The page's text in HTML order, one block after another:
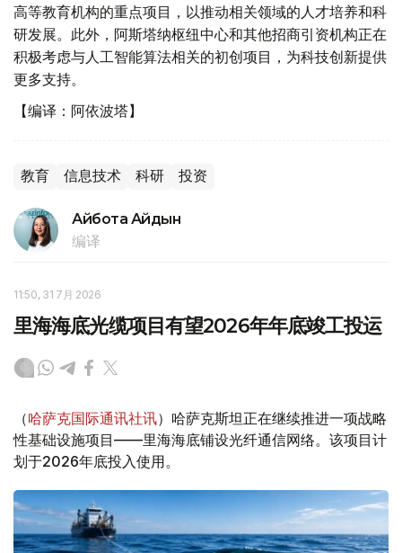
高等教育机构的重点项目，以推动相关领域的人才培养和科
研发展。此外，阿斯塔纳枢纽中心和其他招商引资机构正在
积极考虑与人工智能算法相关的初创项目，为科技创新提供
更多支持。
【编译：阿依波塔】
教育 信息技术 科研 投资
Айбота Айдын
编译
11:50, 31 7月 2026
里海海底光缆项目有望2026年年底竣工投运
（哈萨克国际通讯社讯）哈萨克斯坦正在继续推进一项战略
性基础设施项目——里海海底铺设光纤通信网络。该项目计
划于2026年底投入使用。